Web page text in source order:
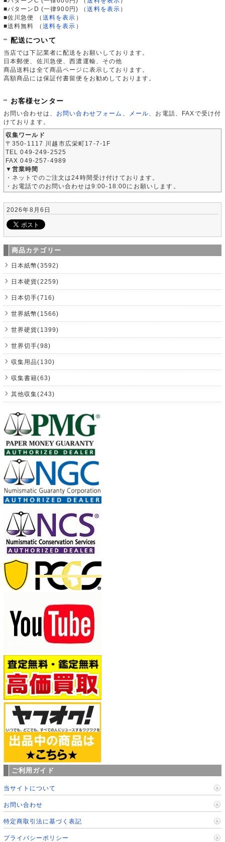
■パターンD (一律900円)
（送料を表示 ）
■佐川急便
（ 送料を表示 ）
■送料無料
（ 送料を表示 ）
配送について
当店では下記業者に配送をお願いしております。
日本郵便、佐川急便、西濃運輸、その他
商品送料は全て商品ページに表示しております。
高額商品には保証付書留便をお勧めしております。
お客様センター
お問い合わせは、 お問い合わせフォーム メール 、お電話、FAXで受け付
けております。
収集ワールド
〒350-1117 川越市広栄町17-7-1F
TEL 049-249-2525
FAX 049-257-4989
▼営業時間
・ネットでのご注文は24時間受け付けております。
・お電話でのお問い合わせは9:00-18:00にお願いします。
2026年8月6日
商品カテゴリー
日本紙幣(3592)
日本硬貨(2259)
日本切手(716)
世界紙幣(1566)
世界硬貨(1399)
世界切手(98)
収集用品(130)
収集書籍(63)
其他収集(243)
ご利用ガイド
当サイトについて
お問い合わせ
特定商取引法に基づく表記
プライバシーポリシー